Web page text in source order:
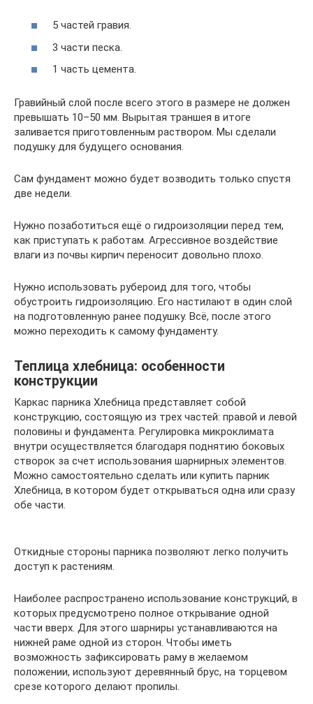
5 частей гравия.
3 части песка.
1 часть цемента.
Гравийный слой после всего этого в размере не должен
превышать 10–50 мм. Вырытая траншея в итоге
заливается приготовленным раствором. Мы сделали
подушку для будущего основания.
Сам фундамент можно будет возводить только спустя
две недели.
Нужно позаботиться ещё о гидроизоляции перед тем,
как приступать к работам. Агрессивное воздействие
влаги из почвы кирпич переносит довольно плохо.
Нужно использовать рубероид для того, чтобы
обустроить гидроизоляцию. Его настилают в один слой
на подготовленную ранее подушку. Всё, после этого
можно переходить к самому фундаменту.
Теплица хлебница: особенности
конструкции
Каркас парника Хлебница представляет собой
конструкцию, состоящую из трех частей: правой и левой
половины и фундамента. Регулировка микроклимата
внутри осуществляется благодаря поднятию боковых
створок за счет использования шарнирных элементов.
Можно самостоятельно сделать или купить парник
Хлебница, в котором будет открываться одна или сразу
обе части.
Откидные стороны парника позволяют легко получить
доступ к растениям.
Наиболее распространено использование конструкций, в
которых предусмотрено полное открывание одной
части вверх. Для этого шарниры устанавливаются на
нижней раме одной из сторон. Чтобы иметь
возможность зафиксировать раму в желаемом
положении, используют деревянный брус, на торцевом
срезе которого делают пропилы.